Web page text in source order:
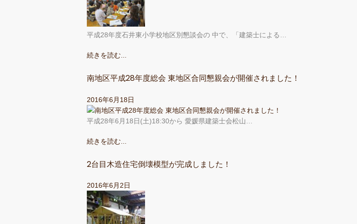
平成28年度石井東小学校地区別懇談会の 中で、「建築士による…
続きを読む...
南地区平成28年度総会 東地区合同懇親会が開催されました！
2016年6月18日
平成28年6月18日(土)18:30から 愛媛県建築士会松山…
続きを読む...
2台目木造住宅倒壊模型が完成しました！
2016年6月2日